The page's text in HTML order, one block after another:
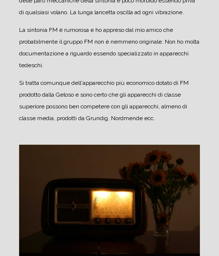
di qualsiasi volano. La lunga lancetta oscilla ad ogni vibrazione.
La sintonia FM è rumorosa e ho appreso dal mio amico che
probabilmente il gruppo FM non è nemmeno originale. Non ho molta
documentazione a riguardo essendo specializzato in apparecchi
tedeschi.
Si tratta comunque dell'apparecchio più economico dotato di FM
prodotto dalla Geloso e sono certo che gli apparecchi di classe
superiore possono ben competere con gli apparecchi, almeno di
classe media, prodotti da Grundig, Nordmende ecc.